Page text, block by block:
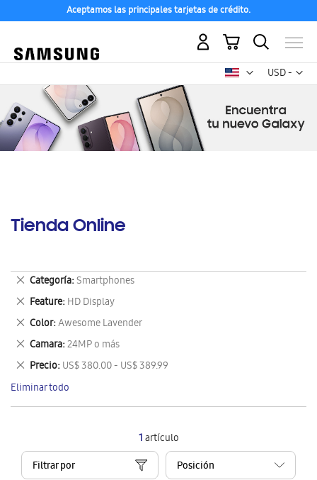
Aceptamos las principales tarjetas de crédito.
USD -
dólar
Mi carrito
Tienda Online
1artículo
Filtrar por
Categoría Smartphones
Eliminar
este
artículo
Feature HD Display
Eliminar
este
artículo
Color Awesome Lavender
Eliminar
este
artículo
Camara 24MP o más
Eliminar
este
artículo
Precio US$ 380.00 - US$ 389.99
Eliminar
este
artículo
Eliminar todo